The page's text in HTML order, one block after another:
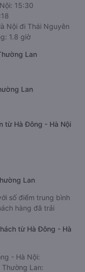
15:30
Nội đi Thái Nguyên
1.8 giờ
Lan
Lan
từ Hà Đông - Hà Nội
Lan
số điểm trung bình
hàng đã trải
từ Hà Đông - Hà
- Hà Nội:
Lan: